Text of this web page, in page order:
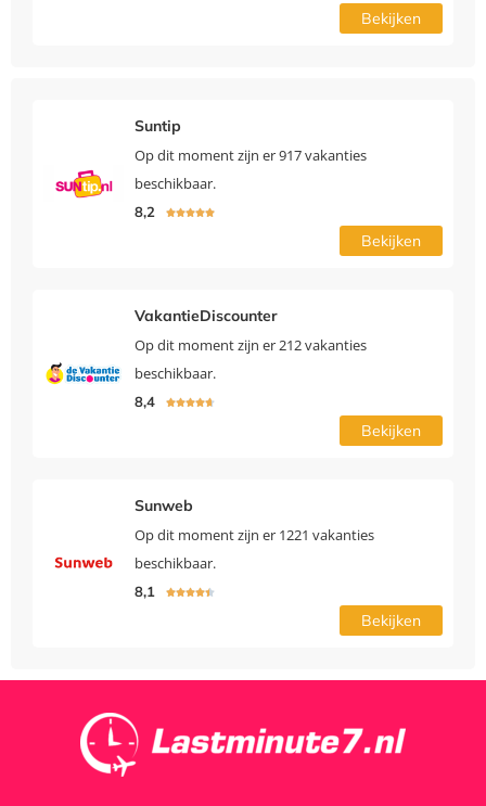
Bekijken
Suntip
Op dit moment zijn er 917 vakanties
beschikbaar.
8,2 
Bekijken
VakantieDiscounter
Op dit moment zijn er 212 vakanties
beschikbaar.
8,4 
Bekijken
Sunweb
Op dit moment zijn er 1221 vakanties
beschikbaar.
8,1 
Bekijken